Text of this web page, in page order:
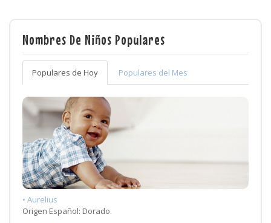
Nombres De Niños Populares
Populares de Hoy Populares del Mes
• Aurelius
Origen Español: Dorado.